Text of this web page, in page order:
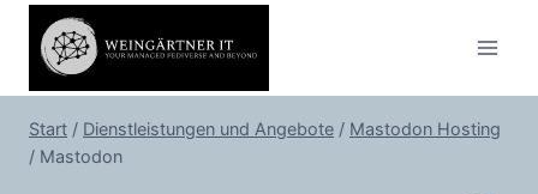
Inhalt
springen
Start / Dienstleistungen und Angebote / Mastodon Hosting
/ Mastodon